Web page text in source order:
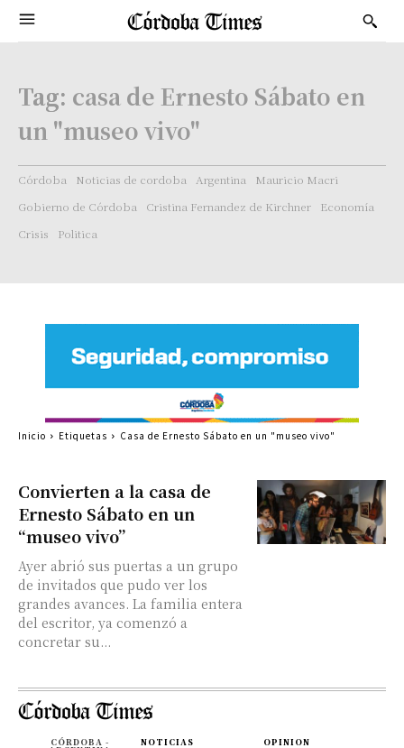
Tag: casa de Ernesto Sábato en
un "museo vivo"
Córdoba Noticias de cordoba Argentina
Mauricio Macri
Gobierno de Córdoba
Cristina Fernandez de Kirchner
Economía
Crisis
Politica
Convierten a la casa de
Ernesto Sábato en un
“museo vivo”
Ayer abrió sus puertas a un grupo
de invitados que pudo ver los
grandes avances. La familia entera
del escritor, ya comenzó a
concretar su...
Inicio Etiquetas Casa de Ernesto Sábato en un "museo vivo"
CÓRDOBA - NOTICIAS OPINION